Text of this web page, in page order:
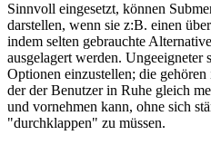
Sinnvoll eingesetzt, können
darstellen, wenn sie z:B. einen
indem selten gebrauchte
ausgelagert werden.
Optionen einzustellen; die
der der Benutzer in Ruhe gleich
und vornehmen kann, ohne sich
"durchklappen" zu müssen.